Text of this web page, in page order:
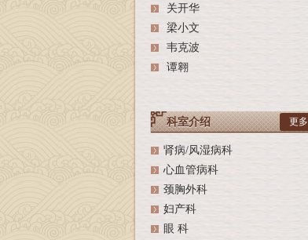
关开华
梁小文
韦克波
谭翱
科室介绍 更多
肾病/风湿病科
心血管病科
颈胸外科
妇产科
眼 科